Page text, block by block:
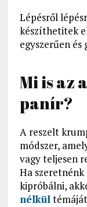
Lépésről
készíthetitek
egyszerűen és
Mi is az
panír?
A reszelt
módszer,
vagy teljesen
Ha
kipróbálni,
nélkültémáját